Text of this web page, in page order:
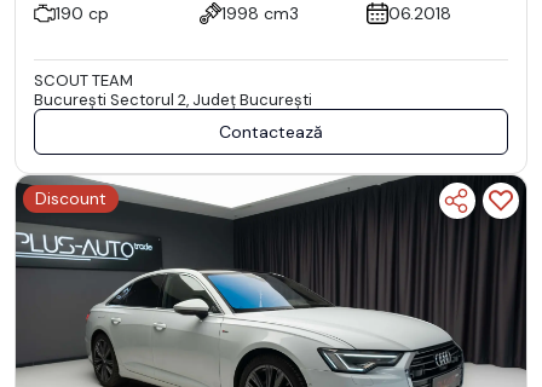
190 cp
1998 cm3 06.2018
SCOUT TEAM
Bucureşti Sectorul 2, Județ București
Contactează
Discount